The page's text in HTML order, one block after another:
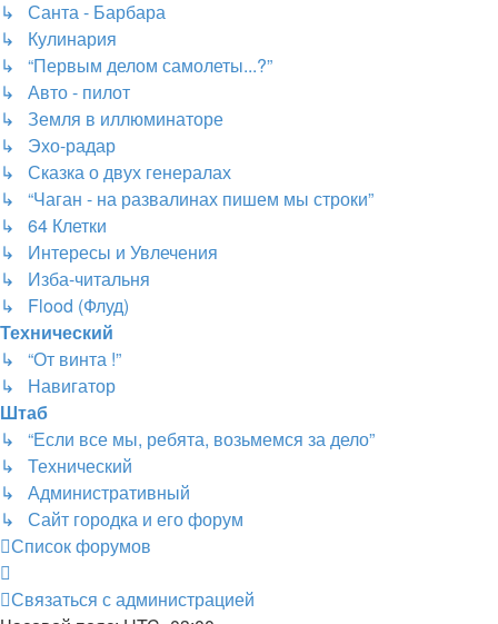
↳ Санта - Барбара
↳ Кулинария
↳ “Первым делом самолеты...?”
↳ Авто - пилот
↳ Земля в иллюминаторе
↳ Эхо-радар
↳ Сказка о двух генералах
↳ “Чаган - на развалинах пишем мы строки”
↳ 64 Клетки
↳ Интересы и Увлечения
↳ Изба-читальня
↳ Flood (Флуд)
Технический
↳ “От винта !”
↳ Навигатор
Штаб
↳ “Если все мы, ребята, возьмемся за дело”
↳ Технический
↳ Административный
↳ Сайт городка и его форум
Список форумов
Связаться с администрацией